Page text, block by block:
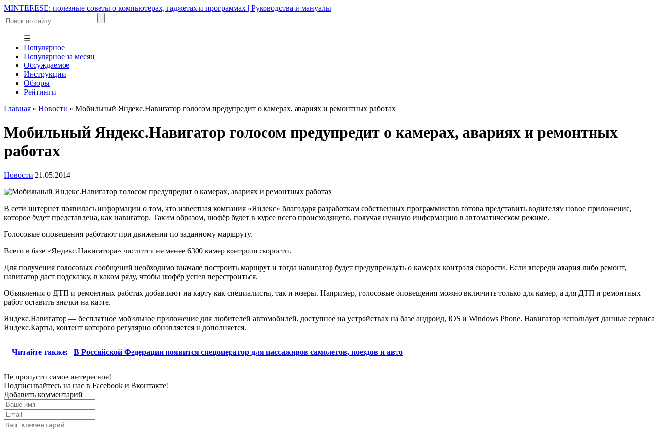
MINTERESE: полезные советы о компьютерах, гаджетах и программах | Руководства и мануалы
☰
Популярное
Популярное за месяц
Обсуждаемое
Инструкции
Обзоры
Рейтинги
Главная » Новости » Мобильный Яндекс.Навигатор голосом предупредит о камерах, авариях и ремонтных работах
Мобильный Яндекс.Навигатор голосом предупредит о камерах, авариях и ремонтных
работах
Новости 21.05.2014
В сети интернет появилась информации о том, что известная компания «Яндекс» благодаря разработкам собственных программистов готова представить водителям новое приложение,
которое будет представлена, как навигатор. Таким образом, шофёр будет в курсе всего происходящего, получая нужную информацию в автоматическом режиме.
Голосовые оповещения работают при движении по заданному маршруту.
Всего в базе «Яндекс.Навигатора» числится не менее 6300 камер контроля скорости.
Для получения голосовых сообщений необходимо вначале построить маршрут и тогда навигатор будет предупреждать о камерах контроля скорости. Если впереди авария либо ремонт,
навигатор даст подсказку, в каком ряду, чтобы шофёр успел перестроиться.
Объявления о ДТП и ремонтных работах добавляют на карту как специалисты, так и юзеры. Например, голосовые оповещения можно включить только для камер, а для ДТП и ремонтных
работ оставить значки на карте.
Яндекс.Навигатор — бесплатное мобильное приложение для любителей автомобилей, доступное на устройствах на базе андроид, iOS и Windows Phone. Навигатор использует данные сервиса
Яндекс.Карты, контент которого регулярно обновляется и дополняется.
Читайте также: В Российской Федерации появится спецоператор для пассажиров самолетов, поездов и авто
Не пропусти самое интересное!
Подписывайтесь на нас в Facebook и Вконтакте!
Добавить комментарий